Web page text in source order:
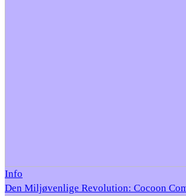
Info
Den Miljøvenlige Revolution: Cocoon